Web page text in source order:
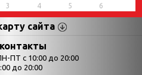
3 4 5 6
сайта
Категории
Выставки
ПТ с 10:00 до 20:00
до 20:00